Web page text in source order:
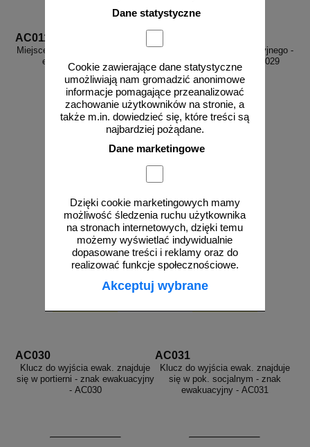
Dane statystyczne
Cookie zawierające dane statystyczne
umożliwiają nam gromadzić anonimowe
informacje pomagające przeanalizować
zachowanie użytkowników na stronie, a
także m.in. dowiedzieć się, które treści są
najbardziej pożądane.
Dane marketingowe
Dzięki cookie marketingowych mamy
możliwość śledzenia ruchu użytkownika
na stronach internetowych, dzięki temu
możemy wyświetlać indywidualnie
dopasowane treści i reklamy oraz do
realizować funkcje społecznościowe.
Akceptuj wybrane
AC011
Miejsce składowania noszy - znak
ewakuacyjny - AC011
od 13,33 zł
10,84 zł netto
Klucz do wyjścia ewakuacyjnego -
znak ewakuacyjny - AC029
12,23 zł netto
AC030
Klucz do wyjścia ewak. znajduje
się w portierni - znak ewakuacyjny
- AC030
AC031
Klucz do wyjścia ewak. znajduje
się w pok. socjalnym - znak
ewakuacyjny - AC031